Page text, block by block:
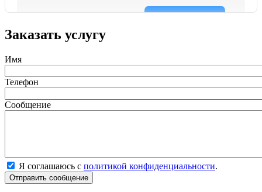
Заказать услугу
Имя
Телефон
Сообщение
Я соглашаюсь с политикой конфиденциальности.